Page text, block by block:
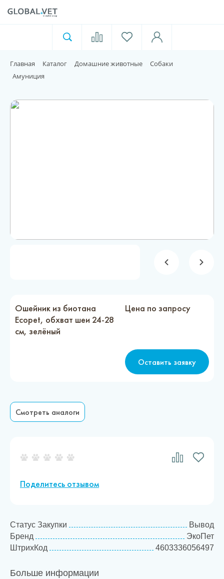
Для пищевой индустрии
Домашние животные
Контакты
О компании
Главная Каталог Домашние животные
Собаки
Амуниция
Ошейник из биотана
Ecopet, обхват шеи 24-28
см, зелёный
Цена по запросу
Оставить заявку
Смотреть аналоги
Поделитесь отзывом
Статус Закупки
Вывод
Бренд
ЭкоПет
ШтрихКод
4603336056497
Больше информации